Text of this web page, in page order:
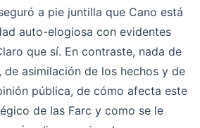
a pie juntilla que Cano está
auto-elogiosa con evidentes
que sí. En contraste, nada de
de asimilación de los hechos y de
pública, de cómo afecta este
de las Farc y como se le